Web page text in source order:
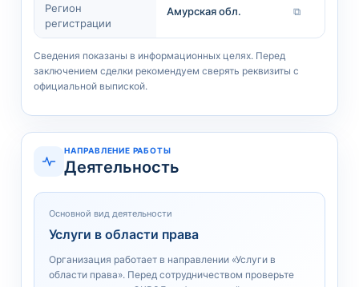
Регион
регистрации
Амурская обл. ⧉
Сведения показаны в информационных целях. Перед
заключением сделки рекомендуем сверять реквизиты с
официальной выпиской.
НАПРАВЛЕНИЕ РАБОТЫ
Деятельность
Основной вид деятельности
Услуги в области права
Организация работает в направлении «Услуги в
области права». Перед сотрудничеством проверьте